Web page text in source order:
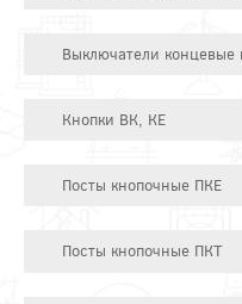
Выключатели концевые
Кнопки ВК, КЕ
Посты кнопочные ПКЕ
Посты кнопочные ПКТ